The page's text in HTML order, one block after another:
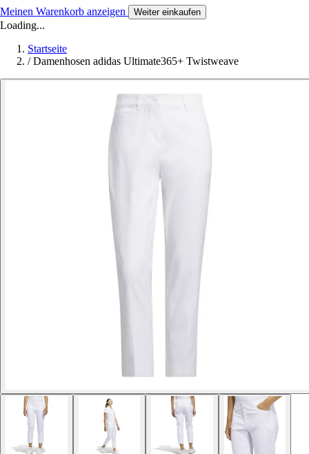
Meinen Warenkorb anzeigen Weiter einkaufen
Loading...
Startseite
/ Damenhosen adidas Ultimate365+ Twistweave